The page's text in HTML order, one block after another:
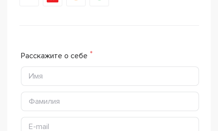
Расскажите о себе